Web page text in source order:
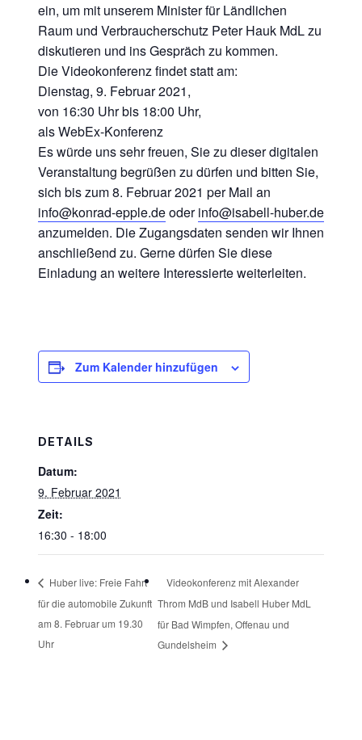
ein, um mit unserem Minister für Ländlichen
Raum und Verbraucherschutz Peter Hauk MdL zu
diskutieren und ins Gespräch zu kommen.
Die Videokonferenz findet statt am:
Dienstag, 9. Februar 2021,
von 16:30 Uhr bis 18:00 Uhr,
als WebEx-Konferenz
Es würde uns sehr freuen, Sie zu dieser digitalen
Veranstaltung begrüßen zu dürfen und bitten Sie,
sich bis zum 8. Februar 2021 per Mail an
info@konrad-epple.deoderinfo@isabell-huber.de
anzumelden. Die Zugangsdaten senden wir Ihnen
anschließend zu. Gerne dürfen Sie diese
Einladung an weitere Interessierte weiterleiten.
Zum Kalender hinzufügen
DETAILS
Datum:
9. Februar 2021
Zeit:
16:30 - 18:00
Huber live: Freie Fahrt
für die automobile Zukunft
am 8. Februar um 19.30
Uhr
Videokonferenz mit Alexander
Throm MdB und Isabell Huber MdL
für Bad Wimpfen, Offenau und
Gundelsheim